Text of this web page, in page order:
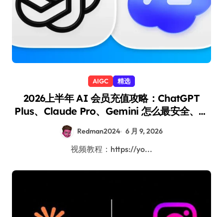
AIGC 精选
2026上半年 AI 会员充值攻略：ChatGPT
Plus、Claude Pro、Gemini 怎么最安全、省
Redman2024 6 月 9, 2026
视频教程：https://yo...